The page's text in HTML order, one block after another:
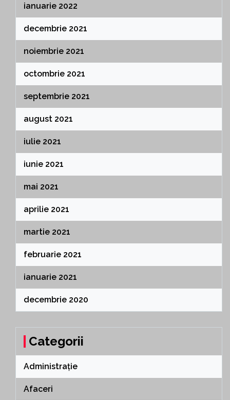
ianuarie 2022
decembrie 2021
noiembrie 2021
octombrie 2021
septembrie 2021
august 2021
iulie 2021
iunie 2021
mai 2021
aprilie 2021
martie 2021
februarie 2021
ianuarie 2021
decembrie 2020
Categorii
Administrație
Afaceri